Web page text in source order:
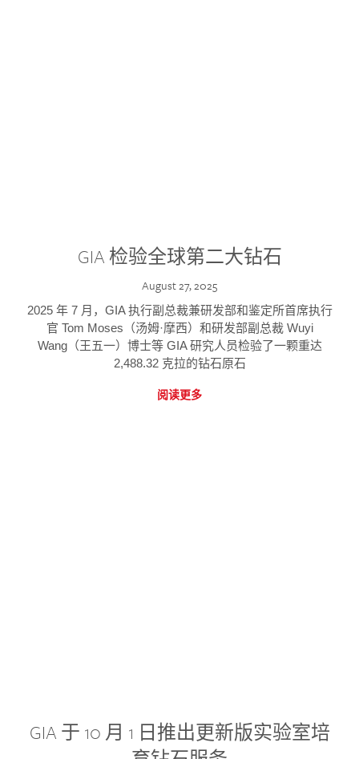
GIA 检验全球第二大钻石
August 27, 2025
2025 年 7 月，GIA 执行副总裁兼研发部和鉴定所首席执行
官 Tom Moses（汤姆·摩西）和研发部副总裁 Wuyi
Wang（王五一）博士等 GIA 研究人员检验了一颗重达
2,488.32 克拉的钻石原石
阅读更多
GIA 于 10 月 1 日推出更新版实验室培